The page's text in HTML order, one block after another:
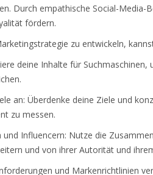
Durch empathische Social-Media-
fördern.
zu entwickeln,
deine Inhalte für
an: Überdenke deine Ziele und
zu messen.
Influencern: Nutze die
und von ihrer Autorität und
und Markenrichtlinien